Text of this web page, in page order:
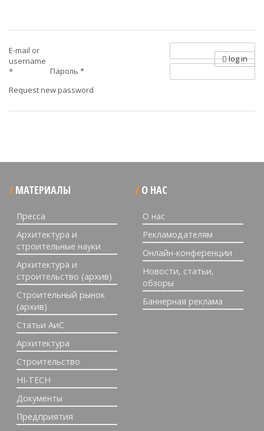
E-mail or
username
*
Пароль *
Request new password
log in
МАТЕРИАЛЫ
Пресса
Архитектура и
строительные науки
Архитектура и
строительство (архив)
Строительный рынок
(архив)
Статьи АиС
Архитектура
Строительство
HI-TECH
Документы
Предприятия
О НАС
О нас
Рекламодателям
Онлайн-конференции
Новости, статьи,
обзоры
Баннерная реклама